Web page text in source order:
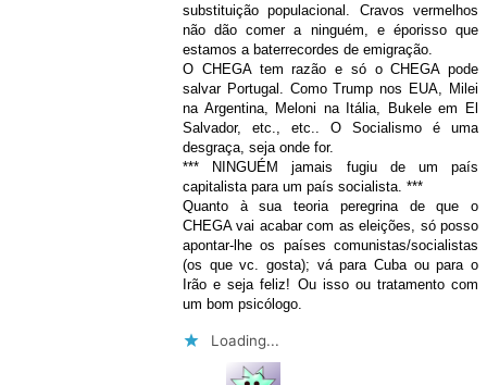
substituição populacional. Cravos vermelhos
não dão comer a ninguém, e éporisso que
estamos a baterrecordes de emigração.
O CHEGA tem razão e só o CHEGA pode
salvar Portugal. Como Trump nos EUA, Milei
na Argentina, Meloni na Itália, Bukele em El
Salvador, etc., etc.. O Socialismo é uma
desgraça, seja onde for.
*** NINGUÉM jamais fugiu de um país
capitalista para um país socialista. ***
Quanto à sua teoria peregrina de que o
CHEGA vai acabar com as eleições, só posso
apontar-lhe os países comunistas/socialistas
(os que vc. gosta); vá para Cuba ou para o
Irão e seja feliz! Ou isso ou tratamento com
um bom psicólogo.
Loading...